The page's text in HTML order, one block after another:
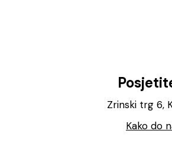
Zrinski trg 6,
Kako do